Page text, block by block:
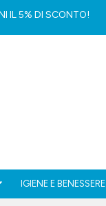
IL 5% DI SCONTO!
IGIENE E BENESSERE